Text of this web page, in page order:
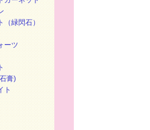
（緑閃石）
ーツ
膏)
ト